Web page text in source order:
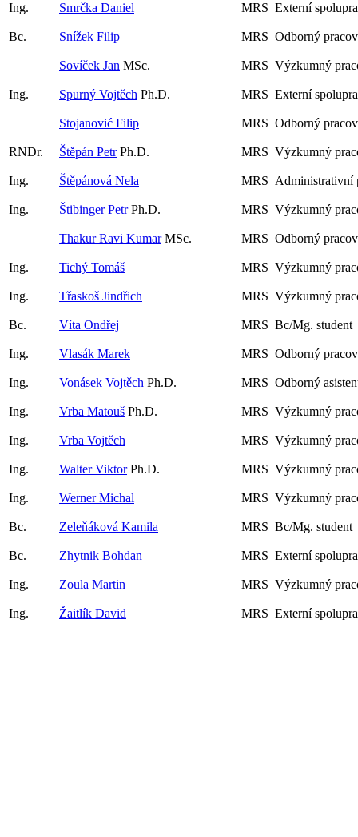
Ing. Smrčka Daniel MRS Externí
Bc. Snížek Filip MRS Odborný
Sovíček Jan MSc. MRS Výzkumný
Ing. Spurný Vojtěch Ph.D. MRS Externí
Stojanović Filip MRS Odborný
RNDr. Štěpán PetrPh.D. MRS Výzkumný
Ing. Štěpánová Nela MRS Administrativní
Ing. Štibinger PetrPh.D. MRS Výzkumný
Thakur Ravi KumarMSc. MRS Odborný
Ing. Tichý Tomáš MRS Výzkumný
Ing. Třaskoš Jindřich MRS Výzkumný
Bc. Víta Ondřej MRS Bc/Mg. student
Ing. Vlasák Marek MRS Odborný
Ing. Vonásek Vojtěch Ph.D. MRS Odborný
Ing. Vrba Matouš Ph.D. MRS Výzkumný
Ing. Vrba Vojtěch MRS Výzkumný
Ing. Walter ViktorPh.D. MRS Výzkumný
Ing. Werner Michal MRS Výzkumný
Bc. Zeleňáková Kamila MRS Bc/Mg. student
Bc. Zhytnik Bohdan MRS Externí
Ing. Zoula Martin MRS Výzkumný
Ing. Žaitlík David MRS Externí